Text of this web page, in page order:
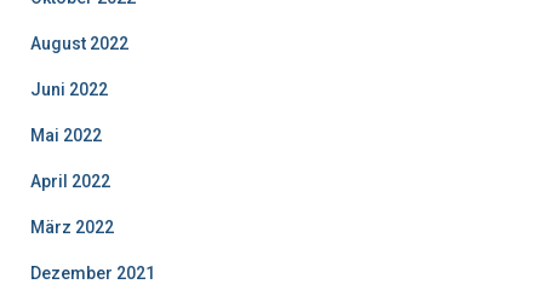
August 2022
Juni 2022
Mai 2022
April 2022
März 2022
Dezember 2021